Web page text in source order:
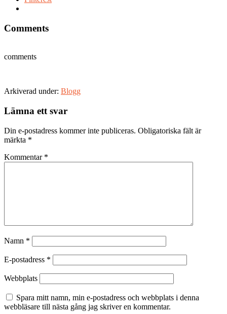
Comments
comments
Arkiverad under: Blogg
Läsarkommentarer
Lämna ett svar
Din e-postadress kommer inte publiceras. Obligatoriska fält är
märkta *
Kommentar *
Namn *
E-postadress *
Webbplats
Spara mitt namn, min e-postadress och webbplats i denna
webbläsare till nästa gång jag skriver en kommentar.